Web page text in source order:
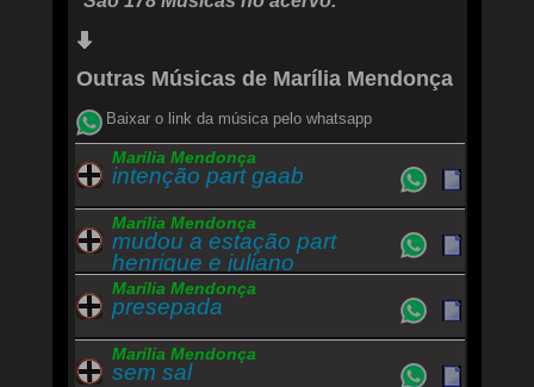
Outras Músicas de Marília Mendonça
Baixar o link da música pelo whatsapp
Marília Mendonça
intenção part gaab
Marília Mendonça
mudou a estação part
henrique e juliano
Marília Mendonça
presepada
Marília Mendonça
sem sal